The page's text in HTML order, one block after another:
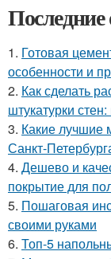
Последние
1. Готовая
особенности и
2. Как сделать
штукатурки
3. Какие лучшие
Санкт-
4. Дешево и
покрытие для
5. Пошаговая
своими руками
6. Топ-5